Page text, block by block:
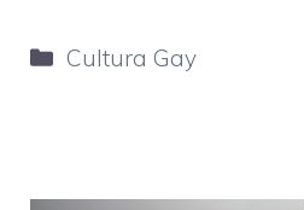
Categorie
Cultura Gay